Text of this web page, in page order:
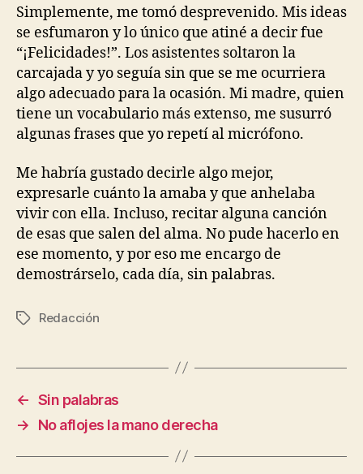
Simplemente, me tomó desprevenido. Mis ideas
se esfumaron y lo único que atiné a decir fue
“¡Felicidades!”. Los asistentes soltaron la
carcajada y yo seguía sin que se me ocurriera
algo adecuado para la ocasión. Mi madre, quien
tiene un vocabulario más extenso, me susurró
algunas frases que yo repetí al micrófono.
Me habría gustado decirle algo mejor,
expresarle cuánto la amaba y que anhelaba
vivir con ella. Incluso, recitar alguna canción
de esas que salen del alma. No pude hacerlo en
ese momento, y por eso me encargo de
demostrárselo, cada día, sin palabras.
Etiquetas
Redacción
← Sin palabras
→
No aflojes la mano derecha